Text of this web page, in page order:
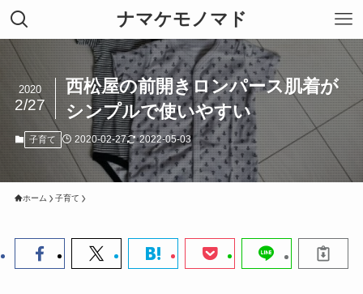
ナマケモノマド
西松屋の前開きロンパース肌着が
シンプルで使いやすい
2020
2/27
子育て 2020-02-27 2022-05-03
ホーム 子育て